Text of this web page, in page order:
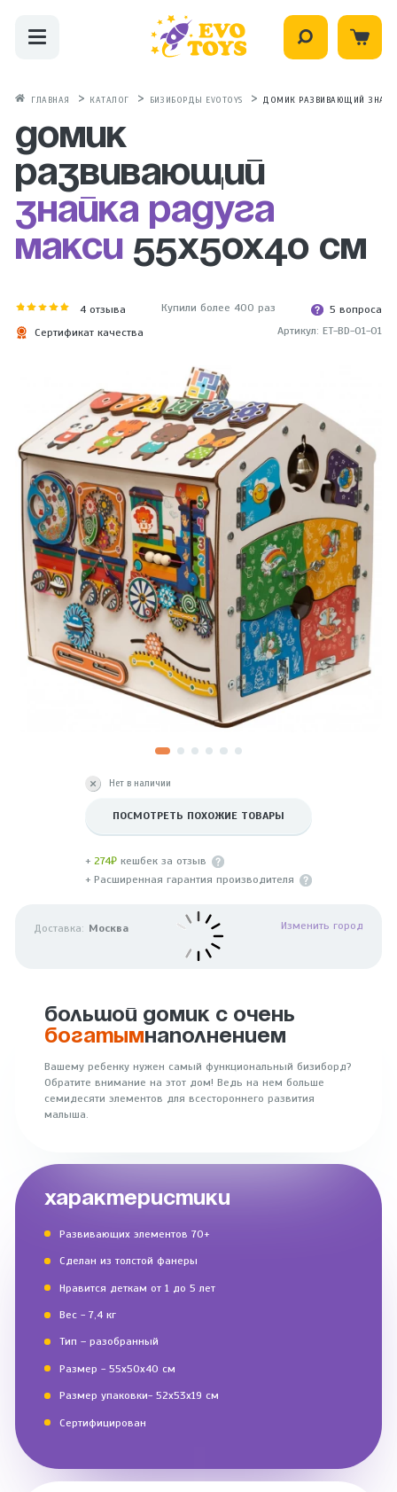
ГЛАВНАЯ КАТАЛОГ БИЗИБОРДЫ EVOTOYS ДОМИК РАЗВИВАЮЩИЙ
Домик
развивающий
Знайка Радуга
Макси 55X50X40 см
4 отзыва Купили более 400 раз
5 вопроса
Сертификат качества
Артикул: ET-BD-01-01
Нет в наличии
ПОСМОТРЕТЬ ПОХОЖИЕ ТОВАРЫ
+274₽ кешбек за отзыв
+ Расширенная гарантия производителя
Доставка: Москва Изменить город
БОЛЬШОЙ ДОМИК С ОЧЕНЬ
БОГАТЫМНАПОЛНЕНИЕМ
Вашему ребенку нужен самый функциональный бизиборд?
Обратите внимание на этот дом! Ведь на нем больше
семидесяти элементов для всестороннего развития
малыша.
ХАРАКТЕРИСТИКИ
Развивающих элементов 70+
Сделан из толстой фанеры
Нравится деткам от 1 до 5 лет
Вес - 7,4 кг
Тип – разобранный
Размер - 55х50х40 см
Размер упаковки- 52х53х19 см
Сертифицирован